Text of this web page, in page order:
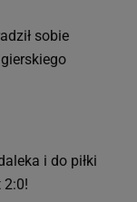
sobie
i do piłki
2:0!